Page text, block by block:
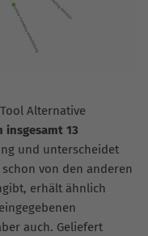
Alternative
insgesamt 13
und unterscheidet
von den anderen
erhält ähnlich
auch. Geliefert